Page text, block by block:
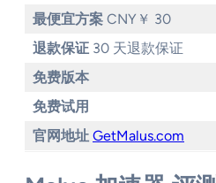
最便宜方案 CNY￥ 30
退款保证 30 天退款保证
免费版本
免费试用
官网地址 GetMalus.com